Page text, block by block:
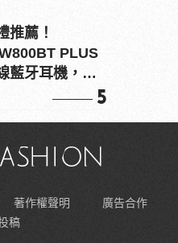
推薦！
PLUS
藍牙耳機，在
5
著作權聲明
廣告合作
稿